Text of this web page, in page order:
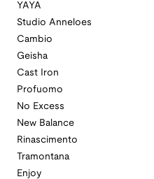
YAYA
Studio Anneloes
Cambio
Geisha
Cast Iron
Profuomo
No Excess
New Balance
Rinascimento
Tramontana
Enjoy